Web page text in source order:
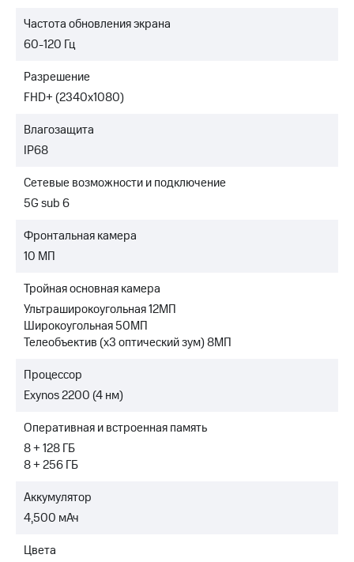
Частота обновления экрана
60-120 Гц
Разрешение
FHD+ (2340x1080)
Влагозащита
IP68
Сетевые возможности и подключение
5G sub 6
Фронтальная камера
10 МП
Тройная основная камера
Ультраширокоугольная 12МП
Широкоугольная 50МП
Телеобъектив (x3 оптический зум) 8МП
Процессор
Exynos 2200 (4 нм)
Оперативная и встроенная память
8 + 128 ГБ
8 + 256 ГБ
Аккумулятор
4,500 мАч
Цвета